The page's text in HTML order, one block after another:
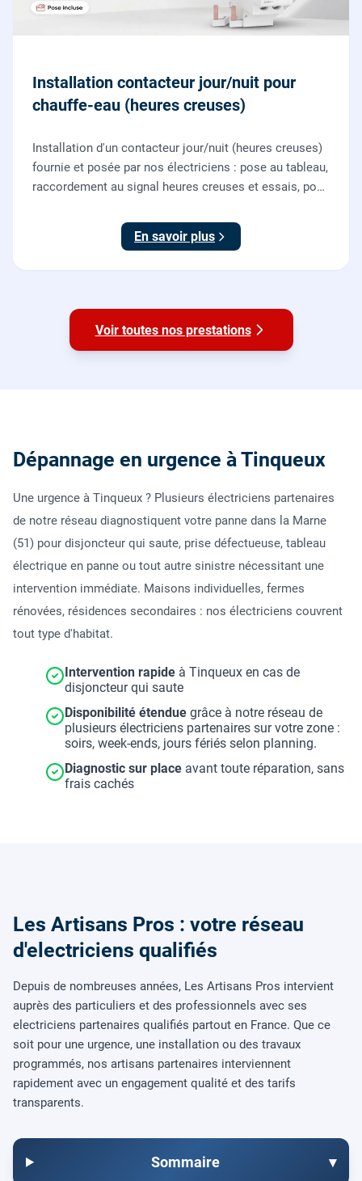
Installation contacteur jour/nuit pour
chauffe-eau (heures creuses)
Installation d'un contacteur jour/nuit (heures creuses)
fournie et posée par nos électriciens : pose au tableau,
raccordement au signal heures creuses et essais, pour
En savoir plus
Voir toutes nos prestations
Dépannage en urgence à Tinqueux
Une urgence à Tinqueux ? Plusieurs électriciens partenaires
de notre réseau diagnostiquent votre panne dans la Marne
(51) pour disjoncteur qui saute, prise défectueuse, tableau
électrique en panne ou tout autre sinistre nécessitant une
intervention immédiate. Maisons individuelles, fermes
rénovées, résidences secondaires : nos électriciens couvrent
tout type d'habitat.
Intervention rapide à Tinqueux en cas de
disjoncteur qui saute
Disponibilité étendue grâce à notre réseau de
plusieurs électriciens partenaires sur votre zone :
soirs, week-ends, jours fériés selon planning.
Diagnostic sur place avant toute réparation, sans
frais cachés
Les Artisans Pros : votre réseau
d'electriciens qualifiés
Depuis de nombreuses années, Les Artisans Pros intervient
auprès des particuliers et des professionnels avec ses
electriciens partenaires qualifiés partout en France. Que ce
soit pour une urgence, une installation ou des travaux
programmés, nos artisans partenaires interviennent
rapidement avec un engagement qualité et des tarifs
transparents.
Sommaire ▾